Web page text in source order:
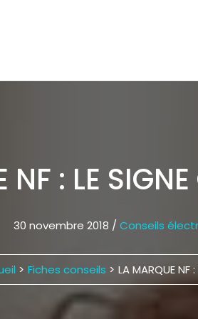
NF : LE
30 novembre 2018 / Conseils
Fiches conseils LA MARQUE NF